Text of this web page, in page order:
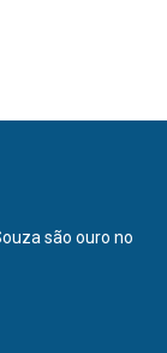
são ouro no